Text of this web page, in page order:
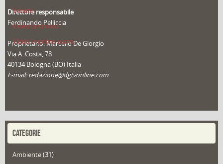
Veneto
Video (archivio)
Video in primo piano
Direttore responsabile
Ferdinando Pelliccia
Proprietario: Marcello De Giorgio
Via A. Costa, 78
40134 Bologna (BO) Italia
E-mail: redazione@dgtvonline.com
CATEGORIE
Ambiente(31)